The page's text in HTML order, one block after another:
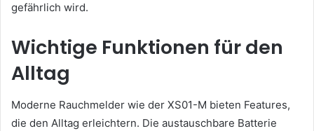
gefährlich wird.
Wichtige Funktionen für den
Alltag
Moderne Rauchmelder wie der XS01-M bieten Features,
die den Alltag erleichtern. Die austauschbare Batterie